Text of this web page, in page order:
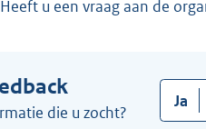
u een vraag aan de
die u zocht?
Ja